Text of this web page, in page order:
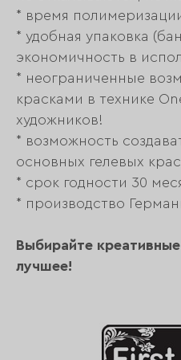
* время
* удобная упаковка
экономичность в
* неограниченные
красками в технике
художников!
* возможность
основных гелевых
* срок годности 30
* производство
Выбирайте
лучшее!